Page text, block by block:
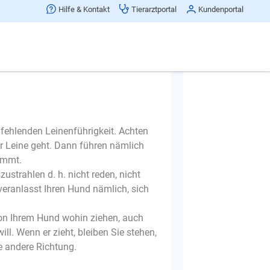
Hilfe & Kontakt Tierarztportal Kundenportal
Frage melden
Leinenführigkeit. Achten
Leine geht. Dann führen nämlich
d. h. nicht reden, nicht
Ihren Hund nämlich, sich
Ihrem Hund wohin ziehen, auch
Wenn er zieht, bleiben Sie stehen,
andere Richtung.